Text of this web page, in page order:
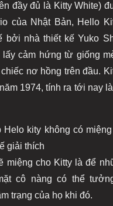
đầy đủ là Kitty White)
của Nhật Bản, Hello
bởi nhà thiết kế Yuko
cảm hứng từ giống
nơ hồng trên đầu.
1974, tính ra tới nay
Helo kity không có
giải thích
miệng cho Kitty là để
cô nàng có thể
trạng của họ khi đó.